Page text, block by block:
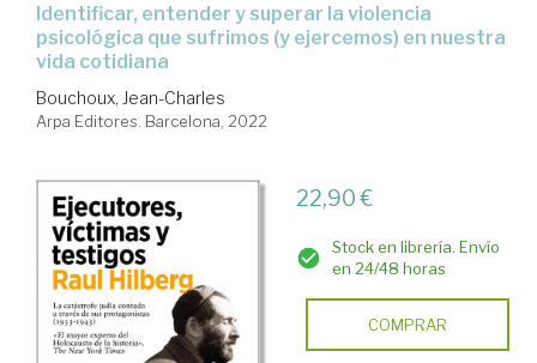
identificar, entender y superar la violencia
psicológica que sufrimos (y ejercemos) en nuestra
vida cotidiana
Bouchoux, Jean-Charles
Arpa Editores. Barcelona, 2022
22,90 €
Stock en librería. Envío
en 24/48 horas
COMPRAR